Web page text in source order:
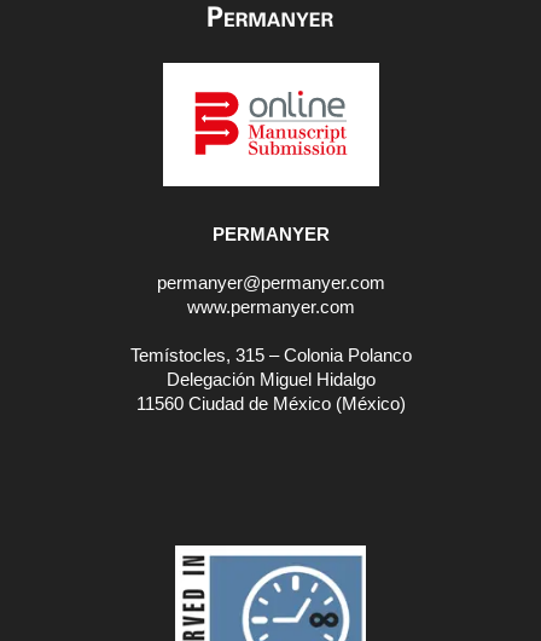
PERMANYER
permanyer@permanyer.com
www.permanyer.com
Temístocles, 315 – Colonia Polanco
Delegación Miguel Hidalgo
11560 Ciudad de México (México)